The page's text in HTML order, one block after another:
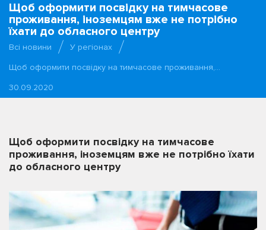
Щоб оформити посвідку на тимчасове
проживання, іноземцям вже не потрібно
їхати до обласного центру
Всі новини
У регіонах
Щоб оформити посвідку на тимчасове проживання,…
30.09.2020
Щоб оформити посвідку на тимчасове
проживання, іноземцям вже не потрібно їхати
до обласного центру